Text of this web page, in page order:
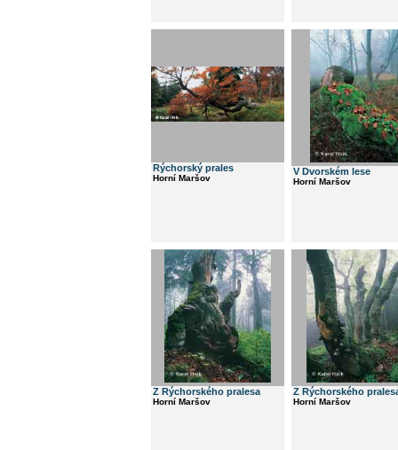
Rýchorský prales
Horní Maršov
V Dvorském lese
Horní Maršov
Z Rýchorského pralesa
Horní Maršov
Z Rýchorského
Horní Maršov